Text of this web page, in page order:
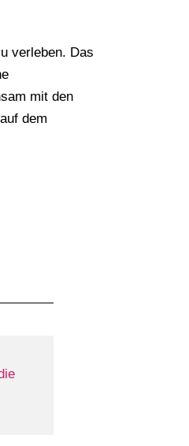
verleben. Das
mit den
dem